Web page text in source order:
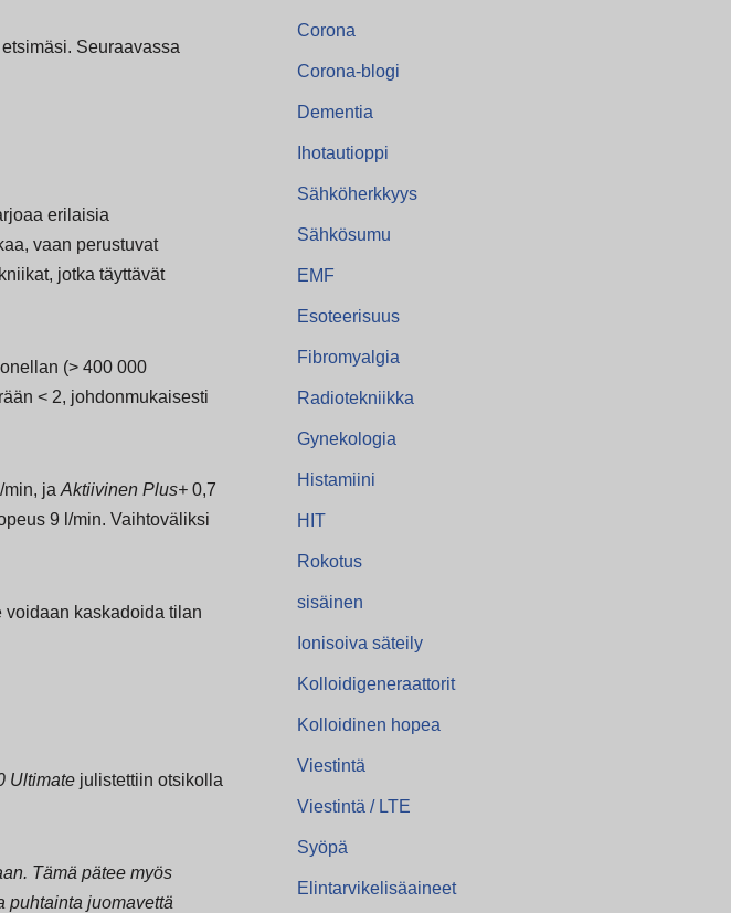
Seuraavassa
erilaisia
vaan perustuvat
jotka täyttävät
(> 400 000
< 2, johdonmukaisesti
ja Aktiivinen Plus+ 0,7
9 l/min. Vaihtoväliksi
voidaan kaskadoida tilan
Ultimate julistettiin otsikolla
Tämä pätee myös
puhtainta juomavettä
Corona
Corona-blogi
Dementia
Ihotautioppi
Sähköherkkyys
Sähkösumu
EMF
Esoteerisuus
Fibromyalgia
Radiotekniikka
Gynekologia
Histamiini
HIT
Rokotus
sisäinen
Ionisoiva säteily
Kolloidigeneraattorit
Kolloidinen hopea
Viestintä
Viestintä / LTE
Syöpä
Elintarvikelisäaineet